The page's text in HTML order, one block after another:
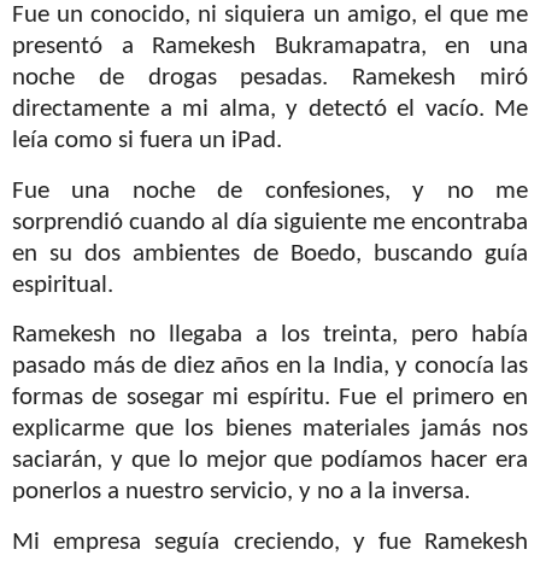
Fue un conocido, ni siquiera un amigo, el que me
presentó a Ramekesh Bukramapatra, en una
noche de drogas pesadas. Ramekesh miró
directamente a mi alma, y detectó el vacío. Me
leía como si fuera un iPad.
Fue una noche de confesiones, y no me
sorprendió cuando al día siguiente me encontraba
en su dos ambientes de Boedo, buscando guía
espiritual.
Ramekesh no llegaba a los treinta, pero había
pasado más de diez años en la India, y conocía las
formas de sosegar mi espíritu. Fue el primero en
explicarme que los bienes materiales jamás nos
saciarán, y que lo mejor que podíamos hacer era
ponerlos a nuestro servicio, y no a la inversa.
Mi empresa seguía creciendo, y fue Ramekesh